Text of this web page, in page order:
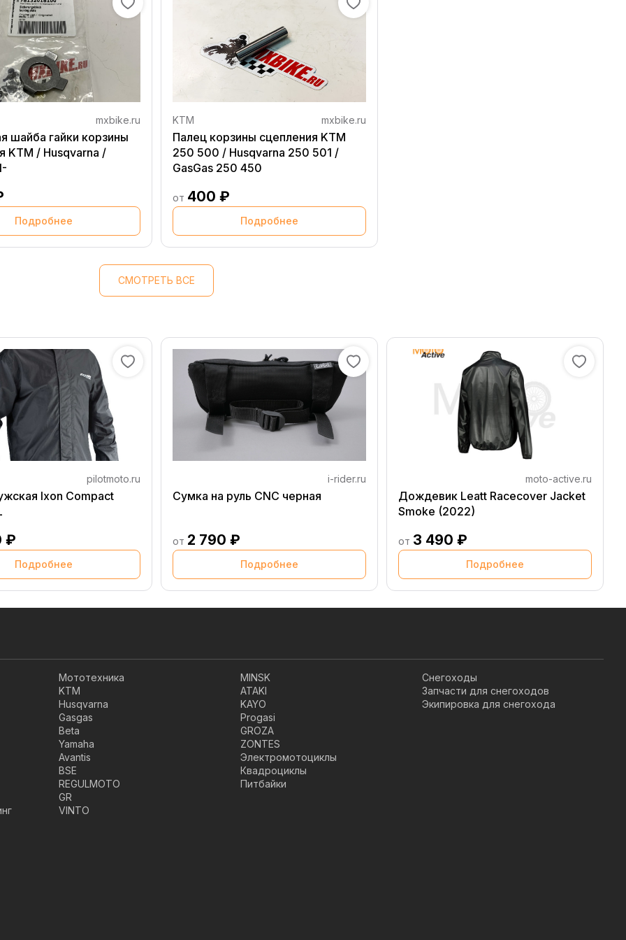
mxbike.ru
шайба гайки корзины
KTM / Husqvarna /
Подробнее
KTM mxbike.ru
Палец корзины сцепления KTM
250 500 / Husqvarna 250 501 /
GasGas 250 450
от 400 ₽
Подробнее
СМОТРЕТЬ ВСЕ
pilotmoto.ru
Ixon Compact
₽
Подробнее
i-rider.ru
Сумка на руль CNC черная
от 2 790 ₽
Подробнее
moto-active.ru
Дождевик Leatt Racecover Jacket
Smoke (2022)
от 3 490 ₽
Подробнее
Мототехника
KTM
Husqvarna
Gasgas
Beta
Yamaha
Avantis
BSE
REGULMOTO
GR
VINTO
MINSK
ATAKI
KAYO
Progasi
GROZA
ZONTES
Электромотоциклы
Квадроциклы
Питбайки
Снегоходы
Запчасти для снегоходов
Экипировка для снегохода